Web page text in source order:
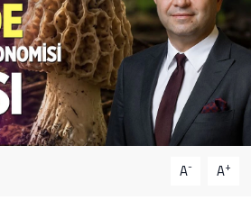
A- A+